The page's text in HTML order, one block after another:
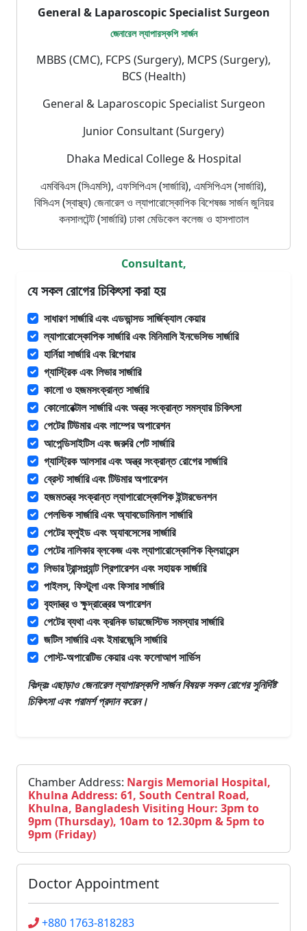
General & Laparoscopic Specialist Surgeon
জেনারেল ল্যাপারস্কপি সার্জন
MBBS (CMC), FCPS (Surgery), MCPS (Surgery),
BCS (Health)
General & Laparoscopic Specialist Surgeon
Junior Consultant (Surgery)
Dhaka Medical College & Hospital
এমবিবিএস (সিএমসি), এফসিপিএস (সার্জারি), এমসিপিএস (সার্জারি),
বিসিএস (স্বাস্থ্য) জেনারেল ও ল্যাপারোস্কোপিক বিশেষজ্ঞ সার্জন জুনিয়র
কনসালটেন্ট (সার্জারি) ঢাকা মেডিকেল কলেজ ও হাসপাতাল
Consultant,
যে সকল রোগের চিকিৎসা করা হয়
সাধারণ সার্জারি এবং এডভান্সড সার্জিক্যাল কেয়ার
ল্যাপারোস্কোপিক সার্জারি এবং মিনিমালি ইনভেসিভ সার্জারি
হার্নিয়া সার্জারি এবং রিপেয়ার
গ্যাস্ট্রিক এবং লিভার সার্জারি
কালো ও হজমসংক্রান্ত সার্জারি
কোলোরেক্টাল সার্জারি এবং অন্ত্র সংক্রান্ত সমস্যার চিকিৎসা
পেটের টিউমার এবং লাম্পের অপারেশন
আপেন্ডিসাইটিস এবং জরুরি পেট সার্জারি
গ্যাস্ট্রিক আলসার এবং অন্ত্র সংক্রান্ত রোগের সার্জারি
ব্রেস্ট সার্জারি এবং টিউমার অপারেশন
হজমতন্ত্র সংক্রান্ত ল্যাপারোস্কোপিক ইন্টারভেনশন
পেলভিক সার্জারি এবং অ্যাবডোমিনাল সার্জারি
পেটের ফ্লুইড এবং অ্যাবসেসের সার্জারি
পেটের নালিকার ব্লকেজ এবং ল্যাপারোস্কোপিক ক্লিয়ারেন্স
লিভার ট্রান্সপ্ল্যান্ট প্রিপারেশন এবং সহায়ক সার্জারি
পাইলস, ফিস্টুলা এবং ফিসার সার্জারি
বৃহদান্ত্র ও ক্ষুদ্রান্ত্রের অপারেশন
পেটের ব্যথা এবং ক্রনিক ডায়জেস্টিভ সমস্যার সার্জারি
জটিল সার্জারি এবং ইমারজেন্সি সার্জারি
পোস্ট-অপারেটিভ কেয়ার এবং ফলোআপ সার্ভিস
বিঃদ্রঃ এছাড়াওজেনারেল ল্যাপারস্কপি সার্জনবিষয়ক সকল রোগের সুনির্দিষ্ট
চিকিৎসা এবং পরামর্শ প্রদান করেন।
Chamber Address: Nargis Memorial Hospital,
Khulna Address: 61, South Central Road,
Khulna, Bangladesh Visiting Hour: 3pm to
9pm (Thursday), 10am to 12.30pm & 5pm to
9pm (Friday)
Doctor Appointment
+880 1763-818283